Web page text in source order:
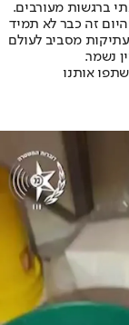
ברגשות מעורבים.
זה כבר לא תמיד
מסביב לעולם
נשמר.
אותנו